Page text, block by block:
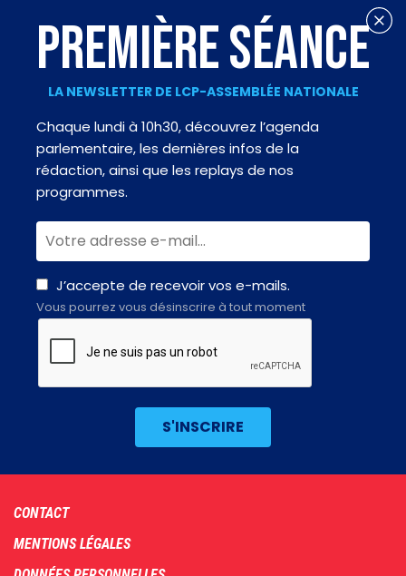
PREMIÈRE SÉANCE
LA NEWSLETTER DE LCP-ASSEMBLÉE NATIONALE
Chaque lundi à 10h30, découvrez l’agenda
parlementaire, les dernières infos de la
rédaction, ainsi que les replays de nos
programmes.
J’accepte de recevoir vos e-mails.
Vous pourrez vous désinscrire à tout moment
Footer
menu
CONTACT
MENTIONS LÉGALES